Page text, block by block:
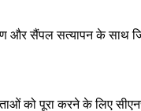
और सैंपल सत्यापन के साथ
को पूरा करने के लिए